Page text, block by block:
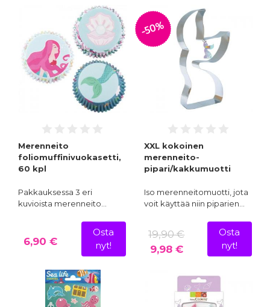
Merenneito
foliomuffinivuokasetti,
60 kpl
Pakkauksessa 3 eri
kuvioista merenneito…
6,90 €
Osta
nyt!
-50%
XXL kokoinen
merenneito-
pipari/kakkumuotti
Iso merenneitomuotti, jota
voit käyttää niin piparien…
19,90 €
9,98 €
Osta
nyt!